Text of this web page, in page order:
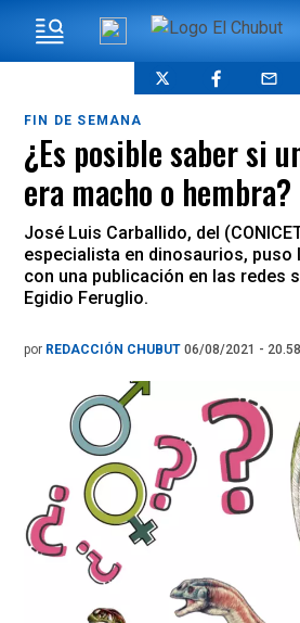
FIN DE SEMANA
¿Es posible saber si
era macho o hembra?
José Luis Carballido, del
especialista en dinosaurios, puso
con una publicación en las redes
Egidio Feruglio.
por REDACCIÓN CHUBUT 06/08/2021 -